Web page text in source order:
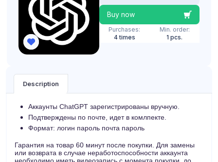
Buy now
Purchases:
4 times
Min. order:
1 pcs.
Description
Аккаунты ChatGPT зарегистрированы вручную.
Подтверждены по почте, идет в комлпекте.
Формат: логин пароль почта пароль
Гарантия на товар 60 минут после покупки. Для замены
или возврата в случае неработоспособности аккаунта